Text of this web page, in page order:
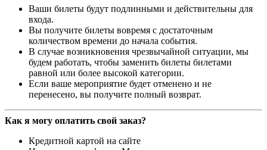
Ваши билеты будут подлинными и действительны для
входа.
Вы получите билеты вовремя с достаточным
количеством времени до начала события.
В случае возникновения чрезвычайной ситуации, мы
будем работать, чтобы заменить билеты билетами
равной или более высокой категории.
Если ваше мероприятие будет отменено и не
перенесено, вы получите полный возврат.
Как я могу оплатить свой заказ?
Кредитной картой на сайте